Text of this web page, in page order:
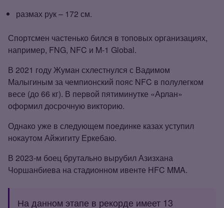
размах рук – 172 см.
Спортсмен частенько бился в топовых организациях,
например, FNG, NFC и M‑1 Global.
В 2021 году Жуман схлестнулся с Вадимом
Малыгиным за чемпионский пояс NFC в полулегком
весе (до 66 кг). В первой пятиминутке «Арлан»
оформил досрочную викторию.
Однако уже в следующем поединке казах уступил
нокаутом Айжигиту Еркебаю.
В 2023‑м боец брутально вырубил Азизхана
Чоршанбиева на стадионном ивенте HFC MMA.
На данном этапе в рекорде имеет 13